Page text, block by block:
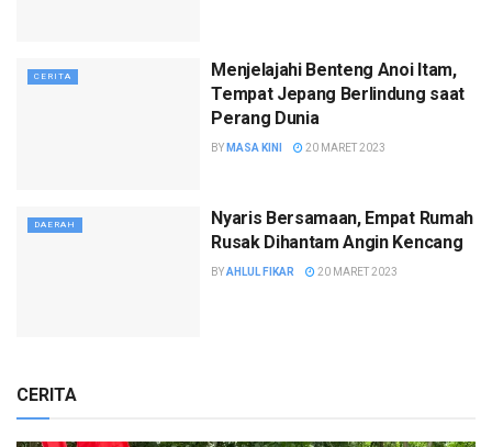
CERITA
Menjelajahi Benteng Anoi Itam,
Tempat Jepang Berlindung saat
Perang Dunia
BY MASA KINI 20 MARET 2023
DAERAH
Nyaris Bersamaan, Empat Rumah
Rusak Dihantam Angin Kencang
BYAHLUL FIKAR 20 MARET 2023
CERITA